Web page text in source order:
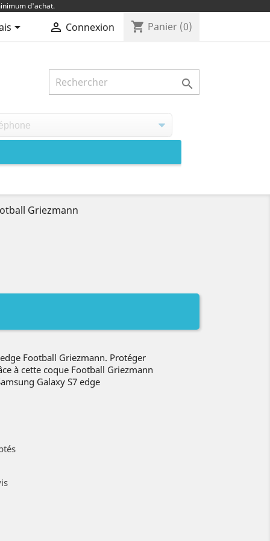
d'achat.
  Connexion shopping_cart Panier (0)

Griezmann
Football Griezmann. Protéger
à cette coque Football Griezmann
Galaxy S7 edge